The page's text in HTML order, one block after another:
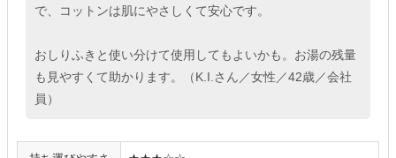
で、コットンは肌にやさしくて安心です。
おしりふきと使い分けて使用してもよいかも。お湯の残量
も見やすくて助かります。（K.I.さん／女性／42歳／会社
員）